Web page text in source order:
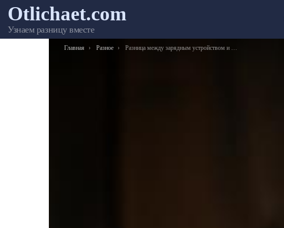
Otlichaet.com
Узнаем разницу вместе
Вы здесь:
Главная Разное Разница между зарядным устройством и блоком питания